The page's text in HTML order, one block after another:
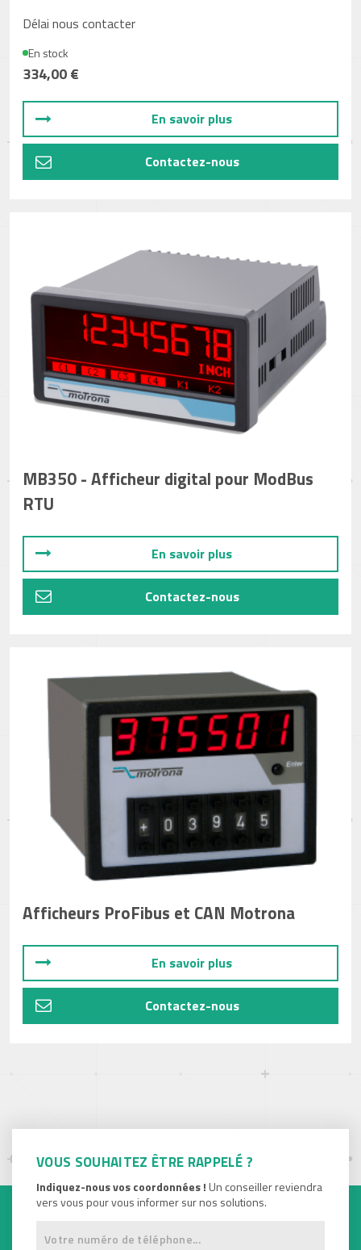
Délai nous contacter
En stock
334,00 €
En savoir plus
Contactez-nous
MB350 - Afficheur digital pour ModBus
RTU
En savoir plus
Contactez-nous
Afficheurs ProFibus et CAN Motrona
En savoir plus
Contactez-nous
VOUS SOUHAITEZ ÊTRE RAPPELÉ ?
Indiquez-nous vos coordonnées ! Un conseiller reviendra
vers vous pour vous informer sur nos solutions.